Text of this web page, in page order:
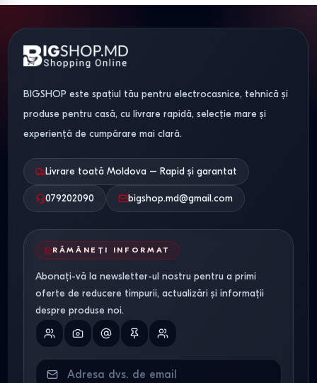
Piscine gonflabile.
adulți și copii în perioada estivală.
Bazine pentru copii.
Modele mici, cu pereți moi,
Piscine SPA și Jacuzzi.Sisteme exterioare cu
hidromasaj și încălzire pentru o relaxare totală.
Calitatea materialelor determină cât costă o piscină și
cât de mult va rezista în timp:
Bazine din plastic și polipropilenă.Oferă o formă
rigidă și o rezistență sporită la uzură.
Piscine din PVC și poliester. Materiale multistrat
rezistente la razele UV și la presiunea apei.
BIGSHOP este spațiul tău pentru electrocasnice, tehnică și
produse pentru casă, cu livrare rapidă, selecție mare și
experiență de cumpărare mai clară.
Livrare toată Moldova – Rapid și garantat
079202090 bigshop.md@gmail.com
RĂMÂNEȚI INFORMAT
Abonați-vă la newsletter-ul nostru pentru a primi
oferte de reducere timpurii, actualizări și informații
despre produse noi.